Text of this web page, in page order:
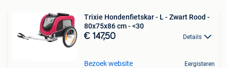
Trixie Hondenfietskar - L - Zwart Rood -
80x75x86 cm - <30
€ 147,50 Details
Bezoek website Eergisteren